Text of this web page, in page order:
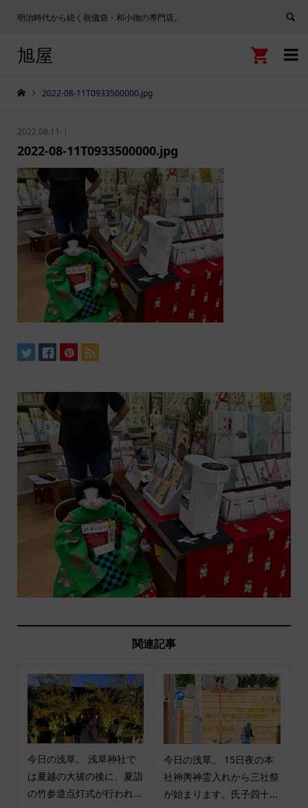
明治時代から続く祝儀袋・和小物の専門店。

旭屋 
2022-08-11T0933500000.jpg
2022.08.11
2022-08-11T0933500000.jpg
関連記事
今日の浅草。 浅草神社で
は夏越の大祓の後に、夏詣
の竹参道点灯式が行われ...
今日の浅草。 15日夜の本
社神輿神霊入れから三社祭
が始まります。氏子四十...